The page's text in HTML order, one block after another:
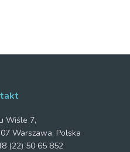
Wiśle 7,
Warszawa, Polska
(22) 50 65 852